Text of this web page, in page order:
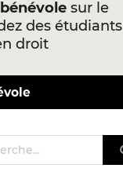
sur le
des étudiants
droit